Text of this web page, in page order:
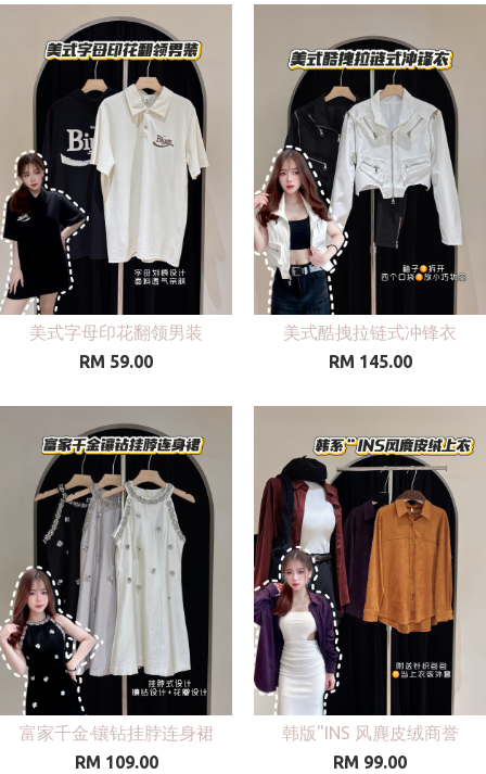
美式字母印花翻领男装
RM 59.00
美式酷拽拉链式冲锋衣
RM 145.00
富家千金·镶钻挂脖连身裙
RM 109.00
韩版"INS 风麂皮绒商誉
RM 99.00